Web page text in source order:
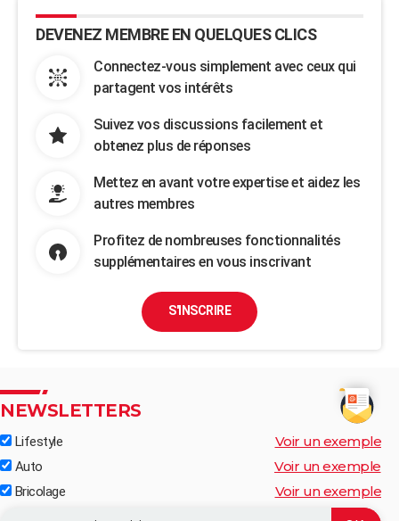
DEVENEZ MEMBRE EN QUELQUES CLICS
Connectez-vous simplement avec ceux qui
partagent vos intérêts
Suivez vos discussions facilement et
obtenez plus de réponses
Mettez en avant votre expertise et aidez les
autres membres
Profitez de nombreuses fonctionnalités
supplémentaires en vous inscrivant
S'INSCRIRE
NEWSLETTERS
Lifestyle Voir un exemple
Auto Voir un exemple
Bricolage Voir un exemple